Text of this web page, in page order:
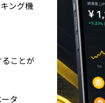
ング機
ことが
タ